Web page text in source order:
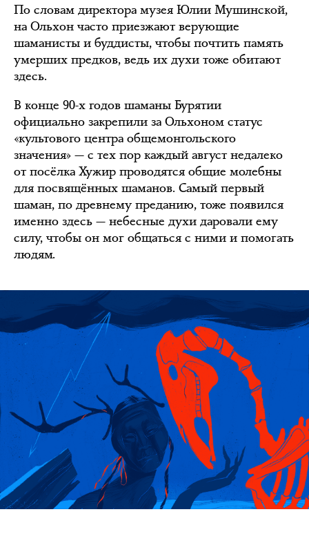
По словам директора музея Юлии Мушинской,
на Ольхон часто приезжают верующие
шаманисты и буддисты, чтобы почтить память
умерших предков, ведь их духи тоже обитают
здесь.
В конце 90-х годов шаманы Бурятии
официально закрепили за Ольхоном статус
«культового центра общемонгольского
значения» — с тех пор каждый август недалеко
от посёлка Хужир проводятся общие молебны
для посвящённых шаманов. Самый первый
шаман, по древнему преданию, тоже появился
именно здесь — небесные духи даровали ему
силу, чтобы он мог общаться с ними и помогать
людям.